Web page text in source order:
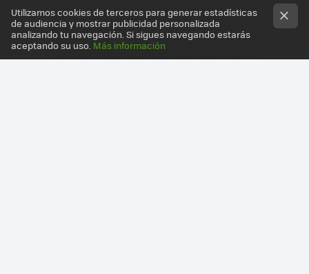
Utilizamos cookies de terceros para generar estadísticas
de audiencia y mostrar publicidad personalizada
analizando tu navegación. Si sigues navegando estarás
aceptando su uso. Más información